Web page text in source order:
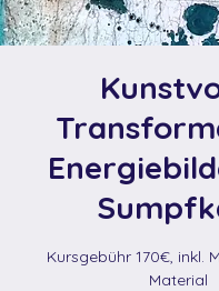
Kursgebühr 170€, inkl.
Material